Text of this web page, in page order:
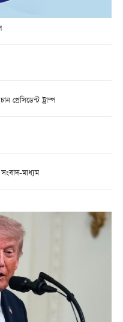
প্রেসিডেন্ট ট্রাম্প
মাধ্যম